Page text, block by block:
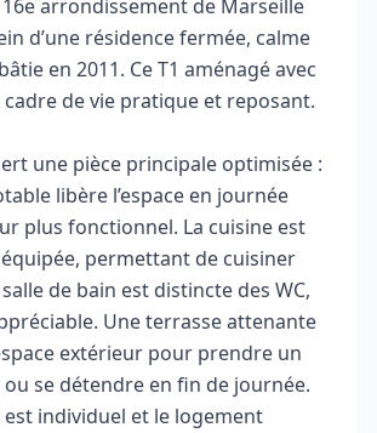
arrondissement de Marseille
d’une résidence fermée, calme
en 2011. Ce T1 aménagé avec
de vie pratique et reposant.
une pièce principale optimisée :
libère l’espace en journée
plus fonctionnel. La cuisine est
permettant de cuisiner
de bain est distincte des WC,
Une terrasse attenante
extérieur pour prendre un
se détendre en fin de journée.
est individuel et le logement